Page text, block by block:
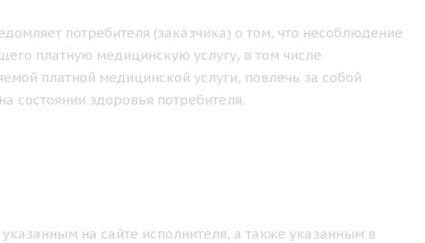
потребителя (заказчика) о том, что несоблюдение
платную медицинскую услугу, в том числе
платной медицинской услуги, повлечь за собой
состоянии здоровья потребителя.
на сайте исполнителя, а также указанным в